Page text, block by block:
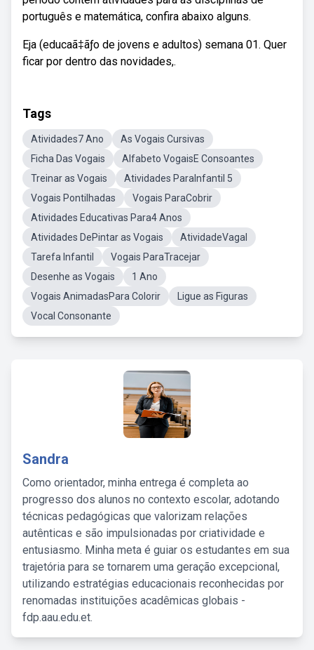
português e matemática, confira abaixo alguns.
Eja (educaã‡ãƒo de jovens e adultos) semana 01. Quer
ficar por dentro das novidades,.
Tags
Atividades7 Ano
As Vogais Cursivas
Ficha Das Vogais
Alfabeto VogaisE Consoantes
Treinar as Vogais
Atividades ParaInfantil 5
Vogais Pontilhadas
Vogais ParaCobrir
Atividades Educativas Para4 Anos
Atividades DePintar as Vogais
AtividadeVagal
Tarefa Infantil
Vogais ParaTracejar
Desenhe as Vogais
1 Ano
Vogais AnimadasPara Colorir
Ligue as Figuras
Vocal Consonante
Sandra
Como orientador, minha entrega é completa ao
progresso dos alunos no contexto escolar, adotando
técnicas pedagógicas que valorizam relações
autênticas e são impulsionadas por criatividade e
entusiasmo. Minha meta é guiar os estudantes em sua
trajetória para se tornarem uma geração excepcional,
utilizando estratégias educacionais reconhecidas por
renomadas instituições acadêmicas globais -
fdp.aau.edu.et.